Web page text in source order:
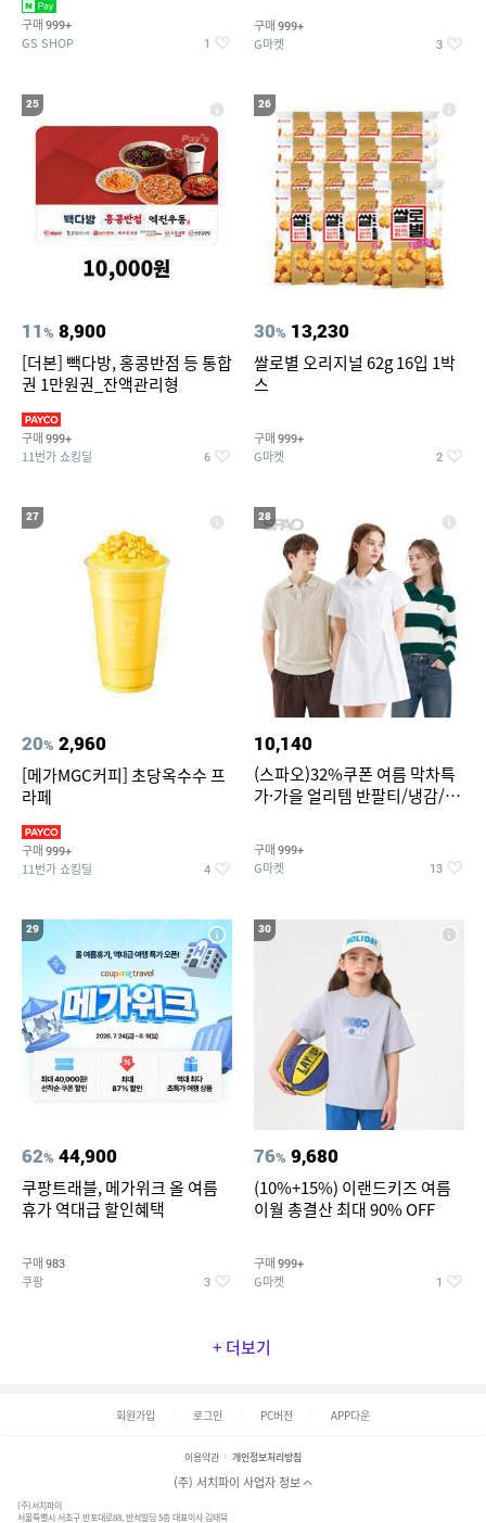
구매 999+
GS SHOP 1
티커 세트
구매 999+
G마켓 3
25
11% 8,900
[더본] 빽다방, 홍콩반점 등 통합
권 1만원권_잔액관리형
구매 999+
11번가 쇼킹딜 6
26
30% 13,230
쌀로별 오리지널 62g 16입 1박
스
구매 999+
G마켓 2
27
20% 2,960
[메가MGC커피] 초당옥수수 프
라페
구매 999+
11번가 쇼킹딜 4
28
10,140
(스파오)32%쿠폰 여름 막차특
가·가을 얼리템 반팔티/냉감/반
건 외 ~74%OFF
구매 999+
G마켓 13
29
62% 44,900
쿠팡트래블, 메가위크 올 여름
휴가 역대급 할인혜택
구매 983
쿠팡 3
30
76% 9,680
(10%+15%) 이랜드키즈 여름
이월 총결산 최대 90% OFF
구매 999+
G마켓 1
+ 더보기
회원가입 로그인 PC버전 APP다운
이용약관 개인정보처리방침
(주) 서치파이 사업자 정보
(주)서치파이
서울특별시 서초구 반포대로88, 반석빌딩 5층 대표이사 김태묵